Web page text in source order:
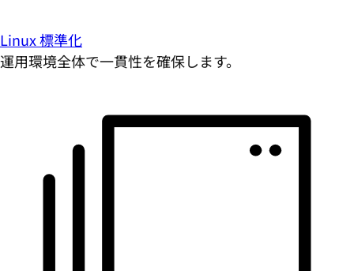
Linux 標準化
運用環境全体で一貫性を確保します。